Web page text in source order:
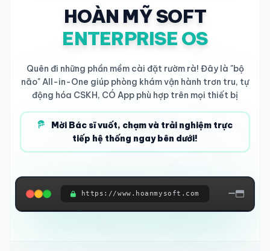
HOÀN MỸ SOFT
ENTERPRISE OS
Quên đi những phần mềm cài đặt rườm rà! Đây là "bộ
não" All-in-One giúp phòng khám vận hành trơn tru, tự
động hóa CSKH, CÓ App phù hợp trên mọi thiết bị
Mời Bác sĩ vuốt, chạm và trải nghiệm trực
tiếp hệ thống ngay bên dưới!
https://www.hoanmysoft.com